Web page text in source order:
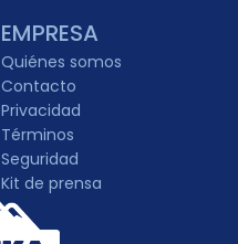
EMPRESA
Quiénes somos
Contacto
Privacidad
Términos
Seguridad
Kit de prensa